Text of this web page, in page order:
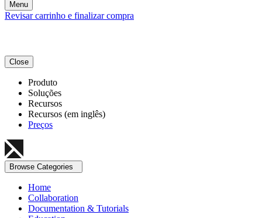
Menu
Revisar carrinho e finalizar compra
Close
Produto
Soluções
Recursos
Recursos (em inglês)
Preços
Browse Categories
Home
Collaboration
Documentation & Tutorials